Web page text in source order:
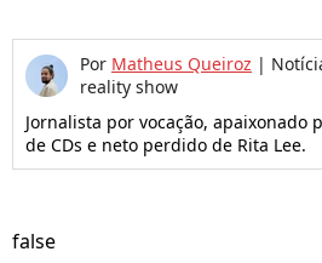
Por Matheus Queiroz |
reality show
Jornalista por vocação, apaixonado
de CDs e neto perdido de Rita Lee.
false